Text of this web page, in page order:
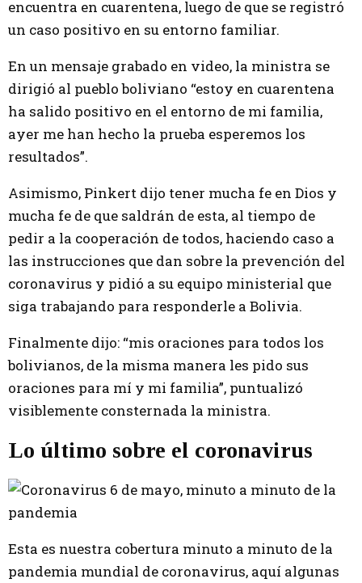
encuentra en cuarentena, luego de que se registró
un caso positivo en su entorno familiar.
En un mensaje grabado en video, la ministra se
dirigió al pueblo boliviano “estoy en cuarentena
ha salido positivo en el entorno de mi familia,
ayer me han hecho la prueba esperemos los
resultados”.
Asimismo, Pinkert dijo tener mucha fe en Dios y
mucha fe de que saldrán de esta, al tiempo de
pedir a la cooperación de todos, haciendo caso a
las instrucciones que dan sobre la prevención del
coronavirus y pidió a su equipo ministerial que
siga trabajando para responderle a Bolivia.
Finalmente dijo: “mis oraciones para todos los
bolivianos, de la misma manera les pido sus
oraciones para mí y mi familia”, puntualizó
visiblemente consternada la ministra.
Lo último sobre el coronavirus
Esta es nuestra cobertura minuto a minuto de la
pandemia mundial de coronavirus, aquí algunas